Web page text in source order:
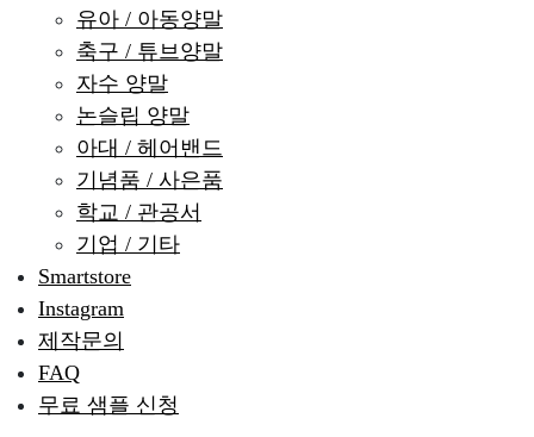
유아 / 아동양말
축구 / 튜브양말
자수 양말
논슬립 양말
아대 / 헤어밴드
기념품 / 사은품
학교 / 관공서
기업 / 기타
Smartstore
Instagram
제작문의
FAQ
무료 샘플 신청